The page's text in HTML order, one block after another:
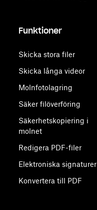
Funktioner
Skicka stora filer
Skicka långa videor
Molnfotolagring
Säker filöverföring
Säkerhetskopiering i
molnet
Redigera PDF-filer
Elektroniska signaturer
Konvertera till PDF